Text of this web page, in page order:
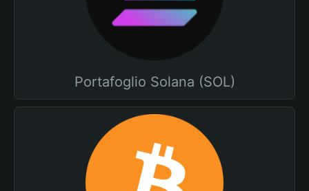
Portafoglio Solana (SOL)